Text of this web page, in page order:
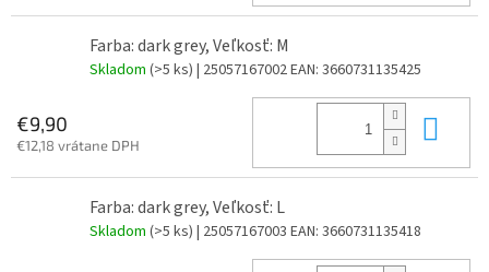
Farba: dark grey, Veľkosť: M
Skladom (>5 ks) | 25057167002EAN: 3660731135425
€9,90
€12,18 vrátane DPH
Farba: dark grey, Veľkosť: L
Skladom (>5 ks) | 25057167003 EAN: 3660731135418